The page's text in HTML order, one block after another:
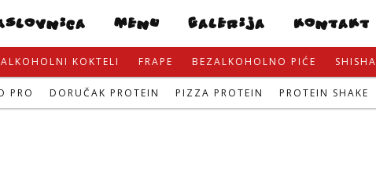
main
content
MENU GALERIJA KONTAKT
KOKTELI FRAPE BEZALKOHOLNO PIĆE SHISHA
PRO DORUČAK PROTEIN PIZZA PROTEIN PROTEIN SHAKE